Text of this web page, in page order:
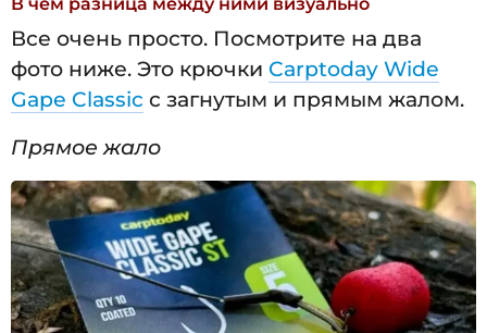
Все очень просто. Посмотрите на два
фото ниже. Это крючки Carptoday Wide
Gape Classic с загнутым и прямым жалом.
Прямое жало